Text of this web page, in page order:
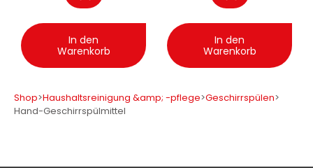
In den
Warenkorb
In den
Warenkorb
Shop>Haushaltsreinigung &amp; -pflege>Geschirrspülen>
Hand-Geschirrspülmittel